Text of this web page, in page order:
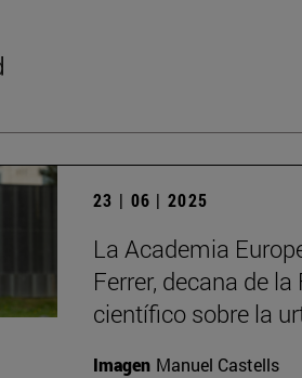
23 | 06 | 2025
La Academia
Ferrer, decana de
científico sobre la
Imagen Manuel Castells